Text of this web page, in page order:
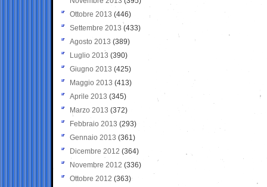
Ottobre 2013 (446)
Settembre 2013 (433)
Agosto 2013 (389)
Luglio 2013 (390)
Giugno 2013 (425)
Maggio 2013 (413)
Aprile 2013 (345)
Marzo 2013 (372)
Febbraio 2013 (293)
Gennaio 2013 (361)
Dicembre 2012 (364)
Novembre 2012 (336)
Ottobre 2012 (363)